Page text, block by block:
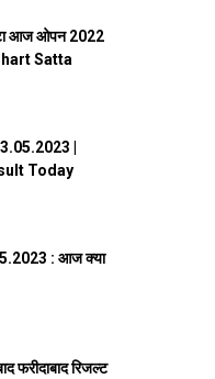
आज ओपन 2022
Satta
|
Today
: आज क्या
फरीदाबाद रिजल्ट